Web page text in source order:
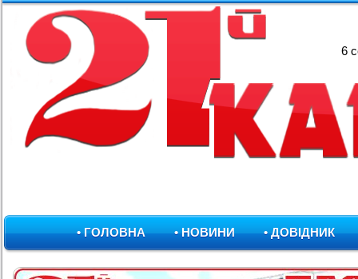
6
• ГОЛОВНА • НОВИНИ • ДОВІДНИК